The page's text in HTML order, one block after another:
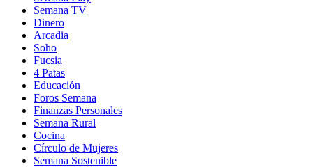
Semana TV
Dinero
Arcadia
Soho
in
new
window
Fucsia
in
new
window
4 Patas
Educación
Foros Semana
Finanzas Personales
Semana Rural
Cocina
Círculo de Mujeres
Semana Sostenible